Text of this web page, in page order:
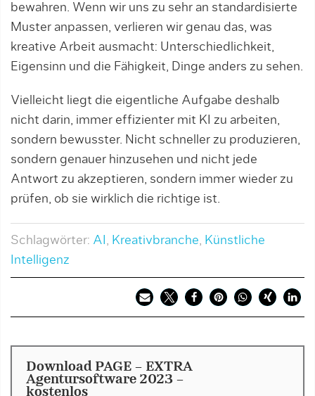
bewahren. Wenn wir uns zu sehr an standardisierte
Muster anpassen, verlieren wir genau das, was
kreative Arbeit ausmacht: Unterschiedlichkeit,
Eigensinn und die Fähigkeit, Dinge anders zu sehen.
Vielleicht liegt die eigentliche Aufgabe deshalb
nicht darin, immer effizienter mit KI zu arbeiten,
sondern bewusster. Nicht schneller zu produzieren,
sondern genauer hinzusehen und nicht jede
Antwort zu akzeptieren, sondern immer wieder zu
prüfen, ob sie wirklich die richtige ist.
Schlagwörter: AI , Kreativbranche, Künstliche
Intelligenz
Download PAGE - EXTRA
Agentursoftware 2023 -
kostenlos